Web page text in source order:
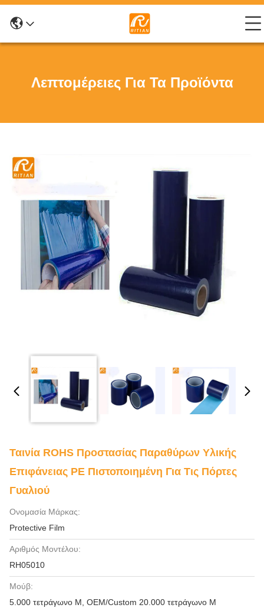
Λεπτομέρειες Για Τα Προϊόντα
Ταινία ROHS Προστασίας Παραθύρων Υλικής
Επιφάνειας PE Πιστοποιημένη Για Τις Πόρτες
Γυαλιού
Ονομασία Μάρκας:
Protective Film
Αριθμός Μοντέλου:
RH05010
Μούβ:
5.000 τετράγωνο Μ, OEM/Custom 20.000 τετράγωνο Μ